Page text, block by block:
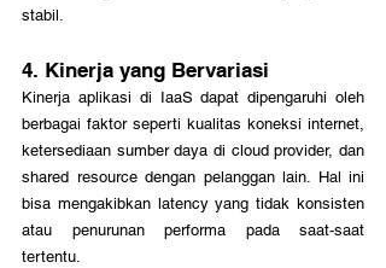
stabil.
4. Kinerja yang Bervariasi
Kinerja aplikasi di IaaS dapat dipengaruhi oleh
berbagai faktor seperti kualitas koneksi internet,
ketersediaan sumber daya di cloud provider, dan
shared resource dengan pelanggan lain. Hal ini
bisa mengakibkan latency yang tidak konsisten
atau penurunan performa pada saat-saat
tertentu.